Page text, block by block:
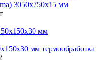
3050х750х15 мм
мм термообработка